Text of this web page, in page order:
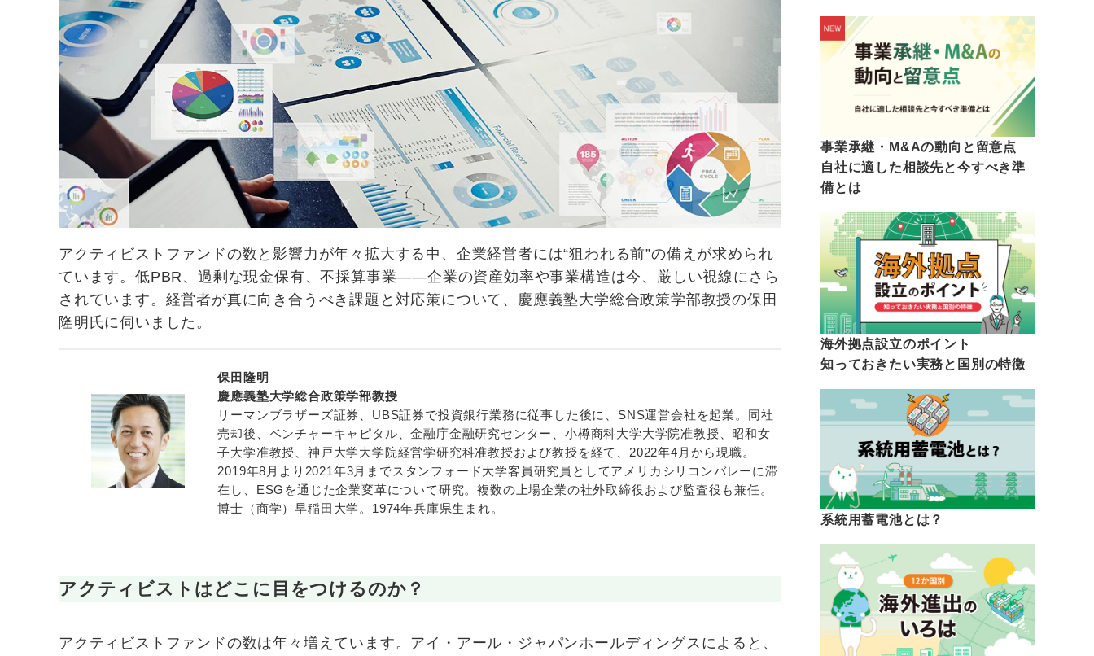
アクティビストファンドの数と影響力が年々拡大する中、企業経営者には“狙われる前”の備えが求められ
ています。低PBR、過剰な現金保有、不採算事業――企業の資産効率や事業構造は今、厳しい視線にさら
されています。経営者が真に向き合うべき課題と対応策について、慶應義塾大学総合政策学部教授の保田
隆明氏に伺いました。
保田隆明
慶應義塾大学総合政策学部教授
リーマンブラザーズ証券、UBS証券で投資銀行業務に従事した後に、SNS運営会社を起業。同社
売却後、ベンチャーキャピタル、金融庁金融研究センター、小樽商科大学大学院准教授、昭和女
子大学准教授、神戸大学大学院経営学研究科准教授および教授を経て、2022年4月から現職。
2019年8月より2021年3月までスタンフォード大学客員研究員としてアメリカシリコンバレーに滞
在し、ESGを通じた企業変革について研究。複数の上場企業の社外取締役および監査役も兼任。
博士（商学）早稲田大学。1974年兵庫県生まれ。
アクティビストはどこに目をつけるのか？
アクティビストファンドの数は年々増えています。アイ・アール・ジャパンホールディングスによると、
事業承継・M&Aの動向と留意点
自社に適した相談先と今すべき準
備とは
海外拠点設立のポイント
知っておきたい実務と国別の特徴
系統用蓄電池とは？